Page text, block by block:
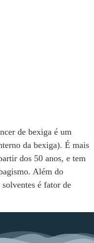
de bexiga é um
da bexiga). É mais
dos 50 anos, e tem
Além do
é fator de